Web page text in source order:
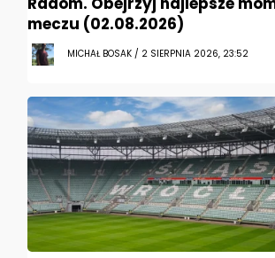
meczu (02.08.2026)
MICHAŁ BOSAK / 2 SIERPNIA 2026, 23:52